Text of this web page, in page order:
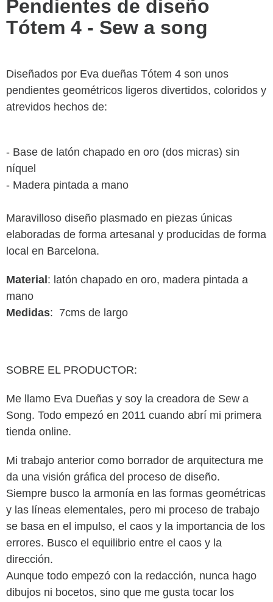
Pendientes de diseño
Tótem 4 - Sew a song
Diseñados por Eva dueñas Tótem 4 son unos
pendientes geométricos ligeros divertidos, coloridos y
atrevidos hechos de:
- Base de latón chapado en oro (dos micras) sin
níquel
- Madera pintada a mano
Maravilloso diseño plasmado en piezas únicas
elaboradas de forma artesanal y producidas de forma
local en Barcelona.
Material : latón chapado en oro, madera pintada a
mano
Medidas: 7cms de largo
SOBRE EL PRODUCTOR:
Me llamo Eva Dueñas y soy la creadora de Sew a
Song. Todo empezó en 2011 cuando abrí mi primera
tienda online.
Mi trabajo anterior como borrador de arquitectura me
da una visión gráfica del proceso de diseño.
Siempre busco la armonía en las formas geométricas
y las líneas elementales, pero mi proceso de trabajo
se basa en el impulso, el caos y la importancia de los
errores. Busco el equilibrio entre el caos y la
dirección.
Aunque todo empezó con la redacción, nunca hago
dibujos ni bocetos, sino que me gusta tocar los